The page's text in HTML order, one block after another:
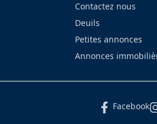
Contactez nous
Deuils
Petites annonces
Annonces
Facebook